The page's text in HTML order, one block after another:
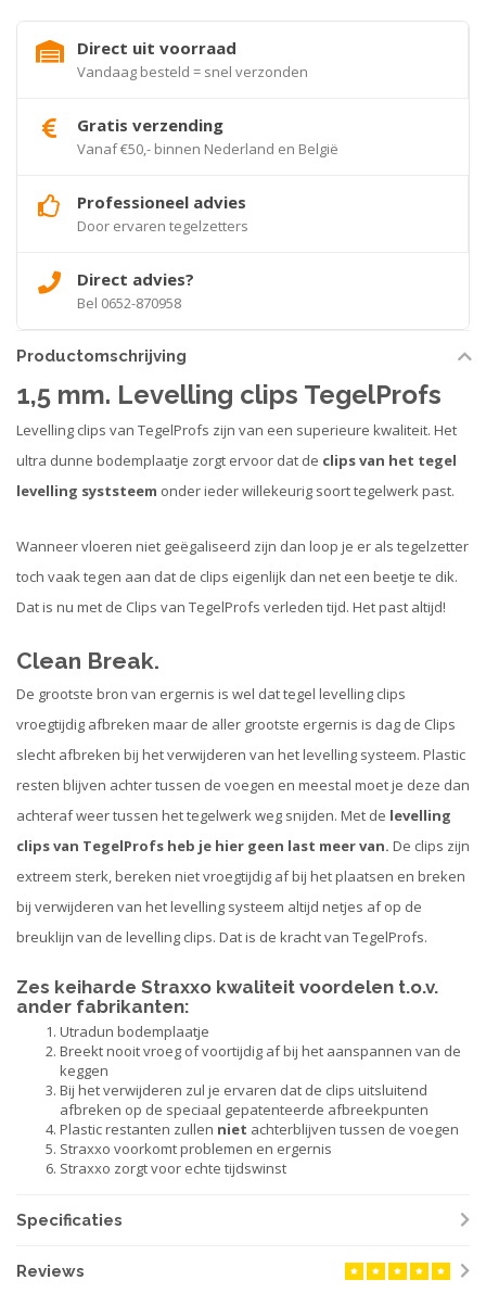
Direct uit voorraad
Vandaag besteld = snel verzonden
Gratis verzending
Vanaf €50,- binnen Nederland en België
Professioneel advies
Door ervaren tegelzetters
Direct advies?
Bel 0652-870958
Productomschrijving
1,5 mm. Levelling clips TegelProfs
Levelling clips van TegelProfs zijn van een superieure kwaliteit. Het
ultra dunne bodemplaatje zorgt ervoor dat de clips van het tegel
levelling syststeem onder ieder willekeurig soort tegelwerk past.
Wanneer vloeren niet geëgaliseerd zijn dan loop je er als tegelzetter
toch vaak tegen aan dat de clips eigenlijk dan net een beetje te dik.
Dat is nu met de Clips van TegelProfs verleden tijd. Het past altijd!
Clean Break.
De grootste bron van ergernis is wel dat tegel levelling clips
vroegtijdig afbreken maar de aller grootste ergernis is dag de Clips
slecht afbreken bij het verwijderen van het levelling systeem. Plastic
resten blijven achter tussen de voegen en meestal moet je deze dan
achteraf weer tussen het tegelwerk weg snijden. Met de levelling
clips van TegelProfs heb je hier geen last meer van. De clips zijn
extreem sterk, bereken niet vroegtijdig af bij het plaatsen en breken
bij verwijderen van het levelling systeem altijd netjes af op de
breuklijn van de levelling clips. Dat is de kracht van TegelProfs.
Zes keiharde Straxxo kwaliteit voordelen t.o.v.
ander fabrikanten:
Utradun bodemplaatje
Breekt nooit vroeg of voortijdig af bij het aanspannen van de
keggen
Bij het verwijderen zul je ervaren dat de clips uitsluitend
afbreken op de speciaal gepatenteerde afbreekpunten
Plastic restanten zullen niet achterblijven tussen de voegen
Straxxo voorkomt problemen en ergernis
Straxxo zorgt voor echte tijdswinst
Specificaties
Reviews